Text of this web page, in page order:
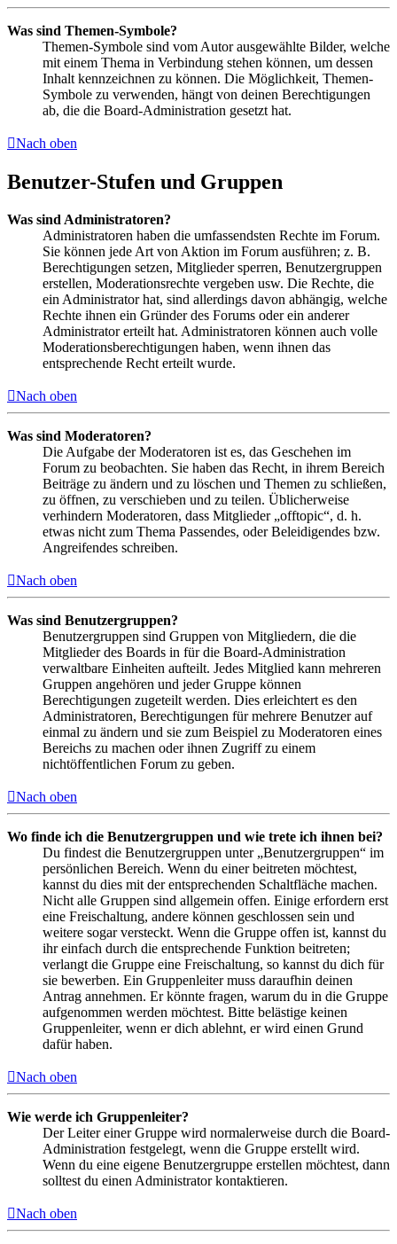
Was sind Themen-Symbole?
Themen-Symbole sind vom Autor ausgewählte Bilder, welche
mit einem Thema in Verbindung stehen können, um dessen
Inhalt kennzeichnen zu können. Die Möglichkeit, Themen-
Symbole zu verwenden, hängt von deinen Berechtigungen
ab, die die Board-Administration gesetzt hat.
Nach oben
Benutzer-Stufen und Gruppen
Was sind Administratoren?
Administratoren haben die umfassendsten Rechte im Forum.
Sie können jede Art von Aktion im Forum ausführen; z. B.
Berechtigungen setzen, Mitglieder sperren, Benutzergruppen
erstellen, Moderationsrechte vergeben usw. Die Rechte, die
ein Administrator hat, sind allerdings davon abhängig, welche
Rechte ihnen ein Gründer des Forums oder ein anderer
Administrator erteilt hat. Administratoren können auch volle
Moderationsberechtigungen haben, wenn ihnen das
entsprechende Recht erteilt wurde.
Nach oben
Was sind Moderatoren?
Die Aufgabe der Moderatoren ist es, das Geschehen im
Forum zu beobachten. Sie haben das Recht, in ihrem Bereich
Beiträge zu ändern und zu löschen und Themen zu schließen,
zu öffnen, zu verschieben und zu teilen. Üblicherweise
verhindern Moderatoren, dass Mitglieder „offtopic“, d. h.
etwas nicht zum Thema Passendes, oder Beleidigendes bzw.
Angreifendes schreiben.
Nach oben
Was sind Benutzergruppen?
Benutzergruppen sind Gruppen von Mitgliedern, die die
Mitglieder des Boards in für die Board-Administration
verwaltbare Einheiten aufteilt. Jedes Mitglied kann mehreren
Gruppen angehören und jeder Gruppe können
Berechtigungen zugeteilt werden. Dies erleichtert es den
Administratoren, Berechtigungen für mehrere Benutzer auf
einmal zu ändern und sie zum Beispiel zu Moderatoren eines
Bereichs zu machen oder ihnen Zugriff zu einem
nichtöffentlichen Forum zu geben.
Nach oben
Wo finde ich die Benutzergruppen und wie trete ich ihnen bei?
Du findest die Benutzergruppen unter „Benutzergruppen“ im
persönlichen Bereich. Wenn du einer beitreten möchtest,
kannst du dies mit der entsprechenden Schaltfläche machen.
Nicht alle Gruppen sind allgemein offen. Einige erfordern erst
eine Freischaltung, andere können geschlossen sein und
weitere sogar versteckt. Wenn die Gruppe offen ist, kannst du
ihr einfach durch die entsprechende Funktion beitreten;
verlangt die Gruppe eine Freischaltung, so kannst du dich für
sie bewerben. Ein Gruppenleiter muss daraufhin deinen
Antrag annehmen. Er könnte fragen, warum du in die Gruppe
aufgenommen werden möchtest. Bitte belästige keinen
Gruppenleiter, wenn er dich ablehnt, er wird einen Grund
dafür haben.
Nach oben
Wie werde ich Gruppenleiter?
Der Leiter einer Gruppe wird normalerweise durch die Board-
Administration festgelegt, wenn die Gruppe erstellt wird.
Wenn du eine eigene Benutzergruppe erstellen möchtest, dann
solltest du einen Administrator kontaktieren.
Nach oben